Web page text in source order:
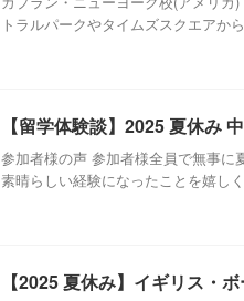
トラルパークやタイムズスクエアか
【留学体験談】2025 夏休み
参加者様の声 参加者様全員で無事に
素晴らしい経験になったことを嬉し
【2025 夏休み】イギリス・